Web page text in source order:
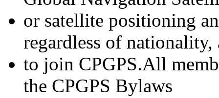
or satellite positioning
regardless of nationality,
to join CPGPS.All
the CPGPS Bylaws